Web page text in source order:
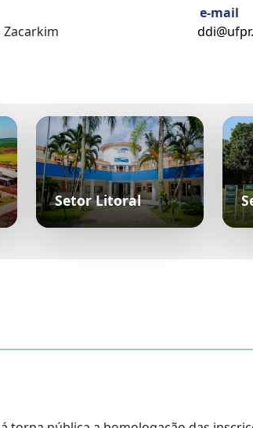
e-mail
Setor Litoral